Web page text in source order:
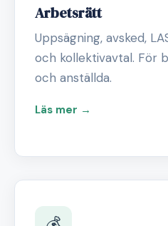
Arbetsrätt
Uppsägning, avsked,
och kollektivavtal. För
och anställda.
Läs mer →